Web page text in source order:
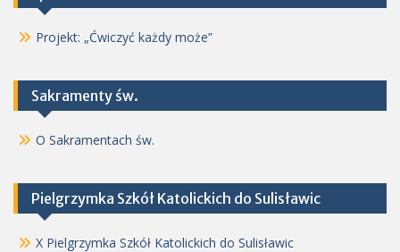
Projekt: „Ćwiczyć każdy może”
Sakramenty św.
O Sakramentach św.
Pielgrzymka Szkół Katolickich do Sulisławic
X Pielgrzymka Szkół Katolickich do Sulisławic